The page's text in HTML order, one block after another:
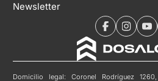
Newsletter
Domicilio legal: Coronel Rodríguez